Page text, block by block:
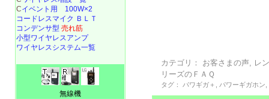
カテゴリ： お客さまの声, レ
リーズのＦＡＱ
タグ： パワギガ＋ パワーギガホン
Cイベント用 100W×2
コードレスマイク ＢＬＴ
コンデンサ型 売れ筋
小型ワイヤレスアンプ
ワイヤレスシステム一覧
無線機